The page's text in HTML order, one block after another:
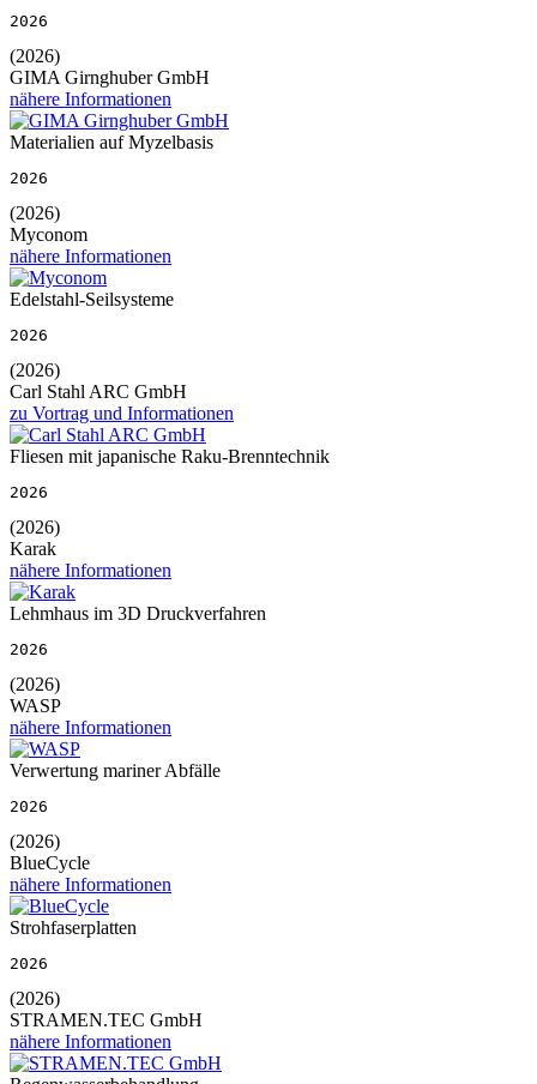
2026
(2026)
GIMA Girnghuber GmbH
nähere Informationen
Materialien auf Myzelbasis
2026
(2026)
Myconom
nähere Informationen
Edelstahl-Seilsysteme
2026
(2026)
Carl Stahl ARC GmbH
zu Vortrag und Informationen
Fliesen mit japanische Raku-Brenntechnik
2026
(2026)
Karak
nähere Informationen
Lehmhaus im 3D Druckverfahren
2026
(2026)
WASP
nähere Informationen
Verwertung mariner Abfälle
2026
(2026)
BlueCycle
nähere Informationen
Strohfaserplatten
2026
(2026)
STRAMEN.TEC GmbH
nähere Informationen